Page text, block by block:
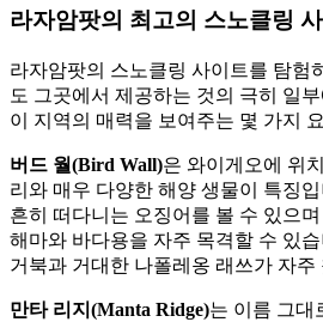
라자암팟의 최고의 스노클링
라자암팟의 스노클링 사이트를 탐험
도 그곳에서 제공하는 것의 극히 일
이 지역의 매력을 보여주는 몇 가지
버드 월(Bird Wall)은 와이게오에 위
리와 매우 다양한 해양 생물이 특징
흔히 떠다니는 오징어를 볼 수 있으
해마와 바다용을 자주 목격할 수 있
거북과 거대한 나폴레옹 래쓰가 자
만타 리지(Manta Ridge)는 이름 그대